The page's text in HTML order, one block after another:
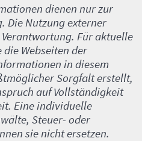
dienen nur zur
Die Nutzung externer
Für aktuelle
Webseiten der
in diesem
Sorgfalt erstellt,
auf Vollständigkeit
Eine individuelle
Steuer- oder
sie nicht ersetzen.